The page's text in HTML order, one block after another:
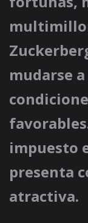
mudarse
impuesto
presenta
atractiva.